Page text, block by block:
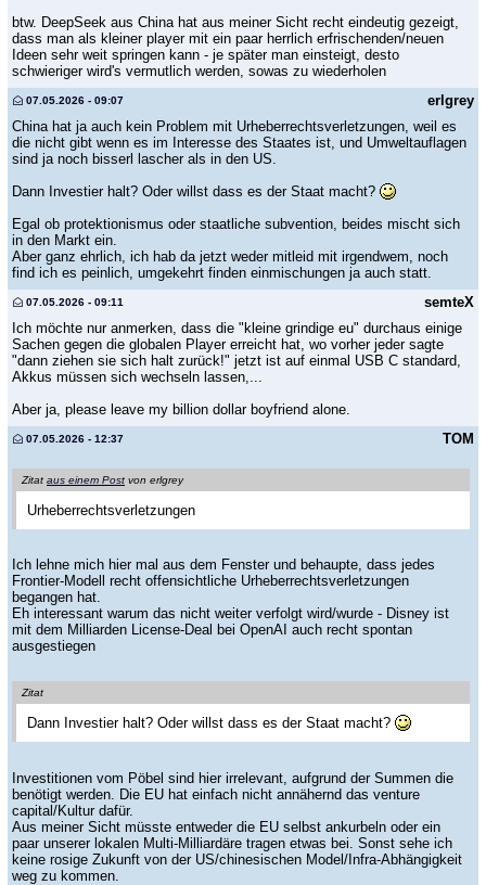
btw. DeepSeek aus China hat aus meiner Sicht recht eindeutig gezeigt,
dass man als kleiner player mit ein paar herrlich erfrischenden/neuen
Ideen sehr weit springen kann - je später man einsteigt, desto
schwieriger wird's vermutlich werden, sowas zu wiederholen
erlgrey
07.05.2026 - 09:07
China hat ja auch kein Problem mit Urheberrechtsverletzungen, weil es
die nicht gibt wenn es im Interesse des Staates ist, und Umweltauflagen
sind ja noch bisserl lascher als in den US.
Dann Investier halt? Oder willst dass es der Staat macht?
Egal ob protektionismus oder staatliche subvention, beides mischt sich
in den Markt ein.
Aber ganz ehrlich, ich hab da jetzt weder mitleid mit irgendwem, noch
find ich es peinlich, umgekehrt finden einmischungen ja auch statt.
semteX
07.05.2026 - 09:11
Ich möchte nur anmerken, dass die "kleine grindige eu" durchaus einige
Sachen gegen die globalen Player erreicht hat, wo vorher jeder sagte
"dann ziehen sie sich halt zurück!" jetzt ist auf einmal USB C standard,
Akkus müssen sich wechseln lassen,...
Aber ja, please leave my billion dollar boyfriend alone.
TOM
07.05.2026 - 12:37
Zitat aus einem Post von erlgrey
Urheberrechtsverletzungen
Ich lehne mich hier mal aus dem Fenster und behaupte, dass jedes
Frontier-Modell recht offensichtliche Urheberrechtsverletzungen
begangen hat.
Eh interessant warum das nicht weiter verfolgt wird/wurde - Disney ist
mit dem Milliarden License-Deal bei OpenAI auch recht spontan
ausgestiegen
Zitat
Dann Investier halt? Oder willst dass es der Staat macht?
Investitionen vom Pöbel sind hier irrelevant, aufgrund der Summen die
benötigt werden. Die EU hat einfach nicht annähernd das venture
capital/Kultur dafür.
Aus meiner Sicht müsste entweder die EU selbst ankurbeln oder ein
paar unserer lokalen Multi-Milliardäre tragen etwas bei. Sonst sehe ich
keine rosige Zukunft von der US/chinesischen Model/Infra-Abhängigkeit
weg zu kommen.